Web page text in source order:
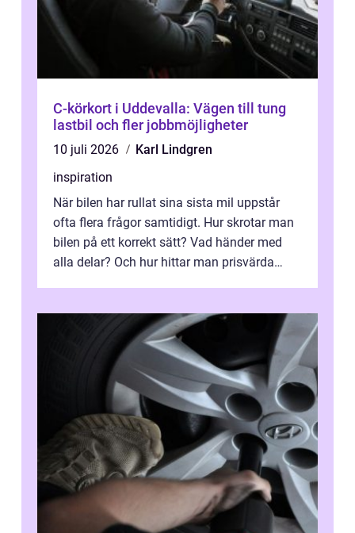
C-körkort i Uddevalla: Vägen till tung
lastbil och fler jobbmöjligheter
10 juli 2026
Karl Lindgren
inspiration
När bilen har rullat sina sista mil uppstår
ofta flera frågor samtidigt. Hur skrotar man
bilen på ett korrekt sätt? Vad händer med
alla delar? Och hur hittar man prisvärda